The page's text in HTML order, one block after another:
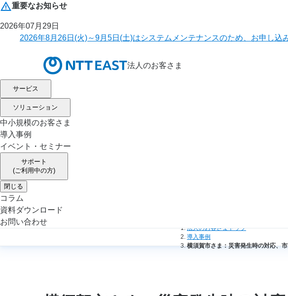
重要なお知らせ
2026年07月29日
2026年8月26日(火)～9月5日(土)はシステムメンテナンスのため、お申し
法人のお客さま
サービス
ソリューション
中小規模のお客さま
導入事例
イベント・セミナー
サポート
(ご利用中の方)
閉じる
コラム
資料ダウンロード
お問い合わせ
法人のお客さまトップ
導入事例
横須賀市さま：災害発生時の対応、